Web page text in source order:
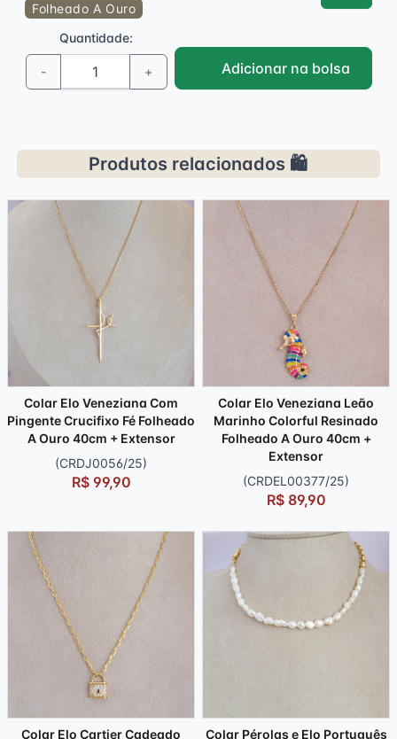
Folheado A Ouro
Quantidade:
- + Adicionar na bolsa
Produtos relacionados 🛍️
Colar Elo Veneziana Com
Pingente Crucifixo Fé Folheado
A Ouro 40cm + Extensor
(CRDJ0056/25)
R$ 99,90
Colar Elo Veneziana Leão
Marinho Colorful Resinado
Folheado A Ouro 40cm +
Extensor
(CRDEL00377/25)
R$ 89,90
Colar Elo Cartier Cadeado Colar Pérolas e Elo Português